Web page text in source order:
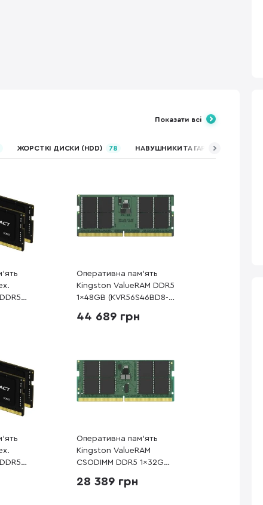
Показати всі
ЖОРСТКІ ДИСКИ (HDD) 78 НАВУШНИКИ ТА ГАРНІТУРИ
Оперативна пам’ять
Kingston ValueRAM DDR5
1x48GB (KVR56S46BD8-
44 689 грн
Оперативна пам’ять
Kingston ValueRAM
CSODIMM DDR5 1x32GB
28 389 грн